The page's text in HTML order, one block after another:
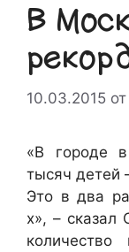
В
10.03.2015 от
«В городе
тысяч детей
Это в два
х», – сказал